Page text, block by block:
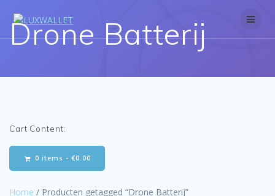
content
Drone Batterij
Cart Content:
0 items - €0.00
Home / Producten getagged “Drone Batterij”